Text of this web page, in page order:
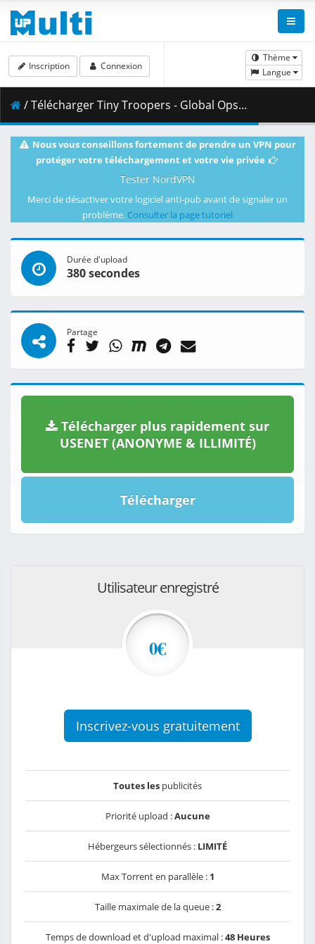
Thème
Langue
Inscription Connexion
/ Télécharger Tiny Troopers - Global Ops -- fitgirl-repacks.site --.part09.rar ( 500.00 MB )
Nous vous conseillons fortement de prendre un VPN pour
protéger votre téléchargement et votre vie privée
Tester NordVPN
Merci de désactiver votre logiciel anti-pub avant de signaler un
problème. Consulter la page tutoriel
Durée d'upload
380 secondes
Partage
Télécharger plus rapidement sur
USENET (ANONYME & ILLIMITÉ)
Télécharger
Utilisateur enregistré
0€
Inscrivez-vous gratuitement
Toutes les publicités
Priorité upload :Aucune
Hébergeurs sélectionnés : LIMITÉ
Max Torrent en parallèle : 1
Taille maximale de la queue :2
Temps de download et d'upload maximal :48 Heures